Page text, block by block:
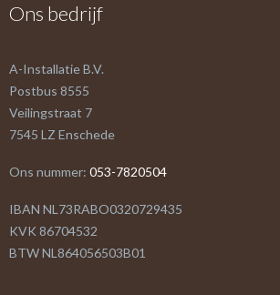
Ons bedrijf
A-Installatie B.V.
Postbus 8555
Veilingstraat 7
7545 LZ Enschede
Ons nummer: 053-7820504
IBAN NL73RABO0320729435
KVK 86704532
BTW NL864056503B01